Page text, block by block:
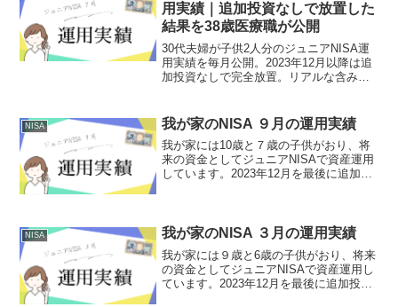
用実績｜追加投資なしで放置した
結果を38歳医療職が公開
30代夫婦が子供2人分のジュニアNISA運
用実績を毎月公開。2023年12月以降は追
加投資なしで完全放置。リアルな含み
NISA 我が家のNISA ９月の運用実績
我が家には10歳と７歳の子供がおり、将
来の資金としてジュニアNISAで資産運用
しています。2023年12月を最後に追加投
間...
NISA 我が家のNISA ３月の運用実績
我が家には９歳と6歳の子供がおり、将来
の資金としてジュニアNISAで資産運用し
ています。2023年12月を最後に追加投資